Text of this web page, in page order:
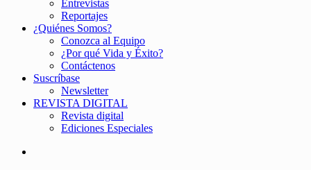
Entrevistas
Reportajes
¿Quiénes Somos?
Conozca al Equipo
¿Por qué Vida y Éxito?
Contáctenos
Suscríbase
Newsletter
REVISTA DIGITAL
Revista digital
Ediciones Especiales